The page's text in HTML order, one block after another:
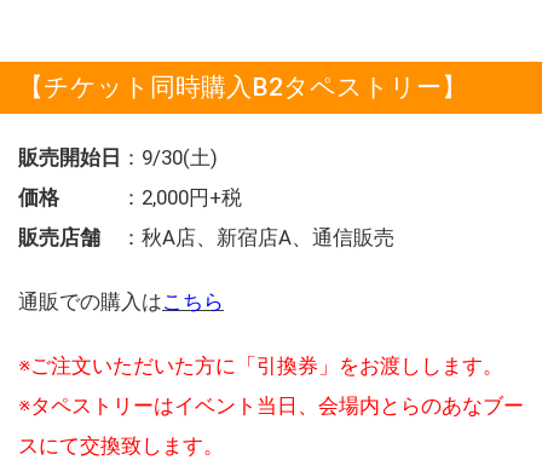
【チケット同時購入B2タペストリー】
販売開始日 ：9/30(土)
価格 ：2,000円+税
販売店舗 ：秋A店、新宿店A、通信販売
通販での購入はこちら
※ご注文いただいた方に「引換券」をお渡しします。
※タペストリーはイベント当日、会場内とらのあなブー
スにて交換致します。